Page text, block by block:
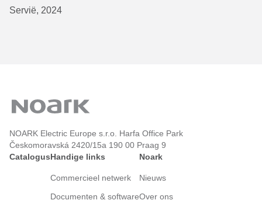
Servië, 2024
NOARK Electric Europe s.r.o. Harfa Office Park
Českomoravská 2420/15a 190 00 Praag 9
CatalogusHandige links
Commercieel netwerk
Documenten & software
Noark
Nieuws
Over ons